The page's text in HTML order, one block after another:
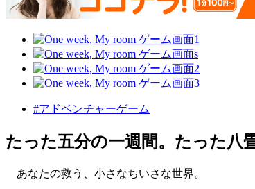
#アドベンチャーゲーム
たった五分の一週間。たった八
あなたの救う、小さなちいさな世界。